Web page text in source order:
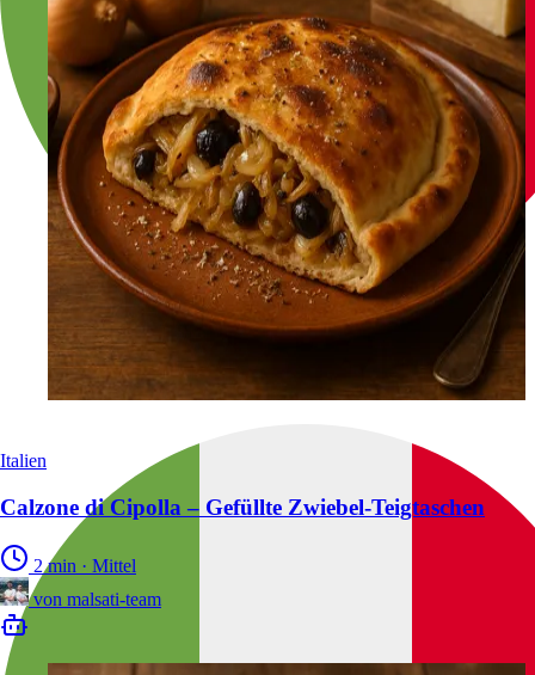
Italien
Calzone di Cipolla – Gefüllte Zwiebel-Teigtaschen
2 min · Mittel
von malsati-team